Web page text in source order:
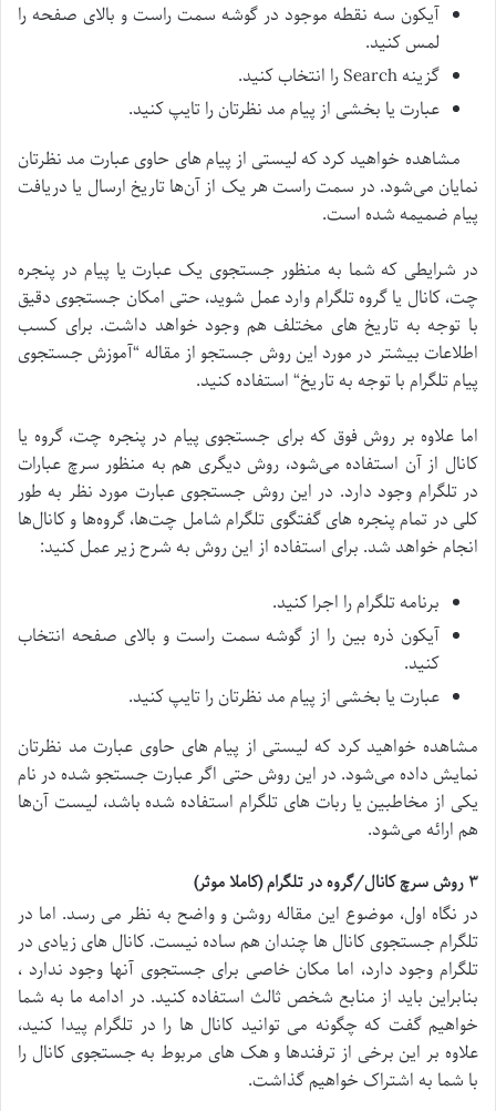
آیکون سه نقطه موجود در گوشه سمت راست و بالای صفحه را
لمس کنید.
گزینه Search را انتخاب کنید.
عبارت یا بخشی از پیام مد نظرتان را تایپ کنید.
مشاهده خواهید کرد که لیستی از پیام های حاوی عبارت مد نظرتان
نمایان می‌شود. در سمت راست هر یک از آن‌ها تاریخ ارسال یا دریافت
پیام ضمیمه شده است.
در شرایطی که شما به منظور جستجوی یک عبارت یا پیام در پنجره
چت، کانال یا گروه تلگرام وارد عمل شوید، حتی امکان جستجوی دقیق
با توجه به تاریخ های مختلف هم وجود خواهد داشت. برای کسب
اطلاعات بیشتر در مورد این روش جستجو از مقاله “آموزش جستجوی
پیام تلگرام با توجه به تاریخ“ استفاده کنید.
اما علاوه بر روش فوق که برای جستجوی پیام در پنجره چت، گروه یا
کانال از آن استفاده می‌شود، روش دیگری هم به منظور سرچ عبارات
در تلگرام وجود دارد. در این روش جستجوی عبارت مورد نظر به طور
کلی در تمام پنجره های گفتگوی تلگرام شامل چت‌ها، گروه‌ها و کانال‌ها
انجام خواهد شد. برای استفاده از این روش به شرح زیر عمل کنید:
برنامه تلگرام را اجرا کنید.
آیکون ذره بین را از گوشه سمت راست و بالای صفحه انتخاب
کنید.
عبارت یا بخشی از پیام مد نظرتان را تایپ کنید.
مشاهده خواهید کرد که لیستی از پیام های حاوی عبارت مد نظرتان
نمایش داده می‌شود. در این روش حتی اگر عبارت جستجو شده در نام
یکی از مخاطبین یا ربات های تلگرام استفاده شده باشد، لیست آن‌ها
هم ارائه می‌شود.
۳ روش سرچ کانال/گروه در تلگرام (کاملا موثر)
در نگاه اول، موضوع این مقاله روشن و واضح به نظر می رسد. اما در
تلگرام جستجوی کانال ها چندان هم ساده نیست. کانال های زیادی در
تلگرام وجود دارد، اما مکان خاصی برای جستجوی آنها وجود ندارد ،
بنابراین باید از منابع شخص ثالث استفاده کنید. در ادامه ما به شما
خواهیم گفت که چگونه می توانید کانال ها را در تلگرام پیدا کنید،
علاوه بر این برخی از ترفندها و هک های مربوط به جستجوی کانال را
با شما به اشتراک خواهیم گذاشت.